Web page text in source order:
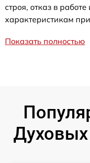
строя, отказ в
характеристикам
Показать полностью